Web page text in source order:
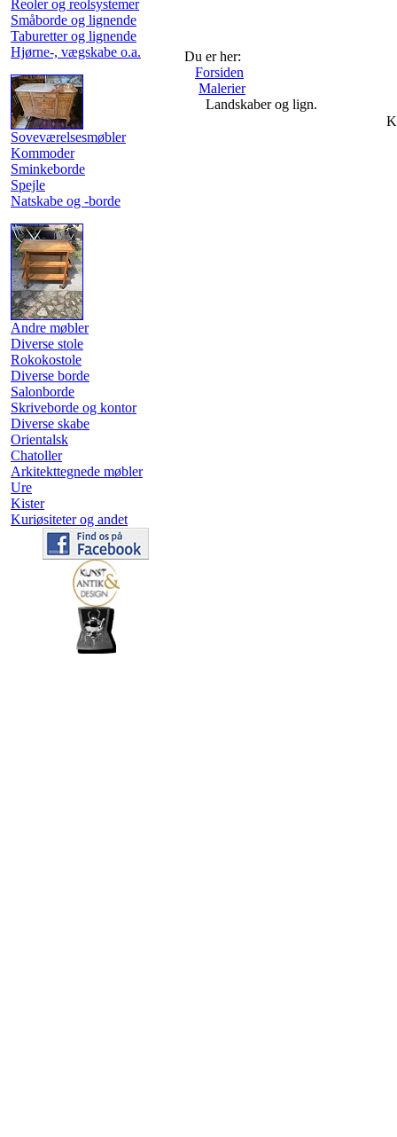
Reoler og reolsystemer
Småborde og lignende
Taburetter og lignende
Hjørne-, vægskabe o.a.
Soveværelsesmøbler
Kommoder
Sminkeborde
Spejle
Natskabe og -borde
Andre møbler
Diverse stole
Rokokostole
Diverse borde
Salonborde
Skriveborde og kontor
Diverse skabe
Orientalsk
Chatoller
Arkitekttegnede møbler
Ure
Kister
Kuriøsiteter og andet
Du er her:
Forsiden
Malerier
Landskaber og lign.